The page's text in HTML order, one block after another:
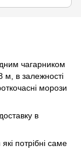
чагарником
в залежності
морози
в
потрібні саме